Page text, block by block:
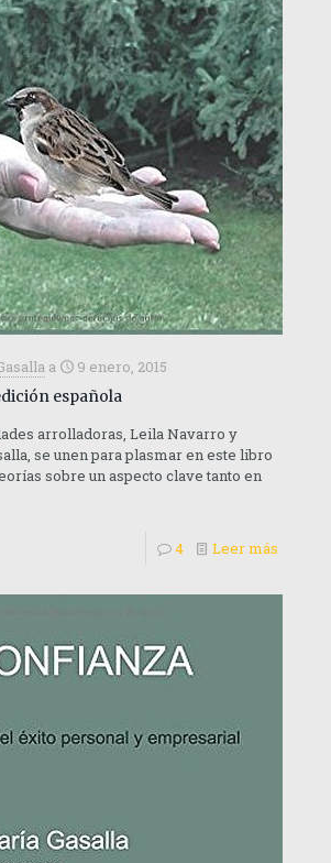
a
9 enero, 2015
española
arrolladoras, Leila Navarro y
se unen para plasmar en este libro
sobre un aspecto clave tanto en
4 Leer más